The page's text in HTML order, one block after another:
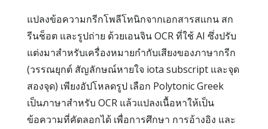
แปลงข้อความกรีกโพลีโทนิกจากเอกสารสแกน สก
รีนช็อต และรูปถ่าย ด้วยเอนจิน OCR ที่ใช้ AI ซึ่งปรับ
แต่งมาสำหรับเครื่องหมายกำกับเสียงของภาษากรีก
(วรรณยุกต์ สัญลักษณ์หายใจ iota subscript และจุด
สองจุด) เพียงอัปโหลดรูป เลือก Polytonic Greek
เป็นภาษาสำหรับ OCR แล้วแปลงเนื้อหาให้เป็น
ข้อความที่คัดลอกได้ เพื่อการศึกษา การอ้างอิง และ